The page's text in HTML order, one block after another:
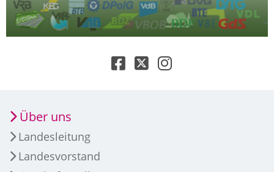
Über uns
Landesleitung
Landesvorstand